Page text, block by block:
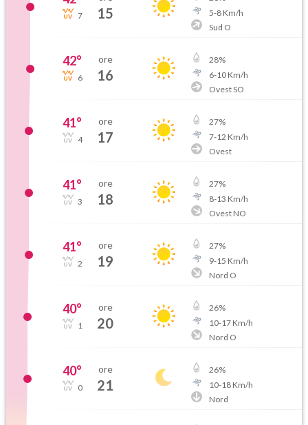
7 15
5-8Km/h
Sud O
42°
6
ore
16
28%
6-10Km/h
Ovest SO
41°
4
ore
17
27%
7-12 Km/h
Ovest
41°
3
ore
18
27%
8-13 Km/h
Ovest NO
41°
2
ore
19
27%
9-15 Km/h
Nord O
40°
1
ore
20
26%
10-17Km/h
Nord O
40°
0
ore
21
26%
10-18Km/h
Nord